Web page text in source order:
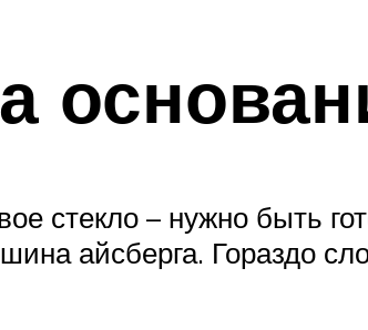
стекло – нужно быть
айсберга. Гораздо